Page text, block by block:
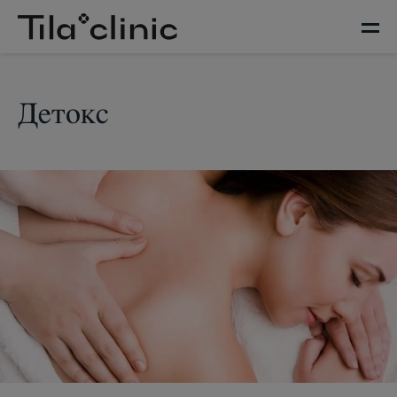
Детокс